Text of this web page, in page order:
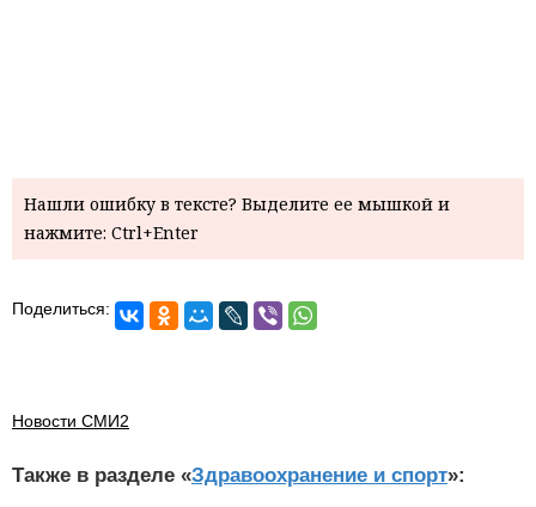
Нашли ошибку в тексте? Выделите ее мышкой и
нажмите: Ctrl+Enter
Поделиться:
Новости СМИ2
Также в разделе «Здравоохранение и спорт»: